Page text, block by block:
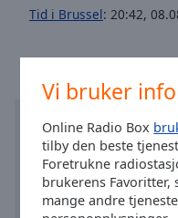
Vi bruker
Online Radio Box
tilby den beste
Foretrukne
brukerens Favoritter,
mange andre
Area
Opacity
Tid i Brussel: 20:42,